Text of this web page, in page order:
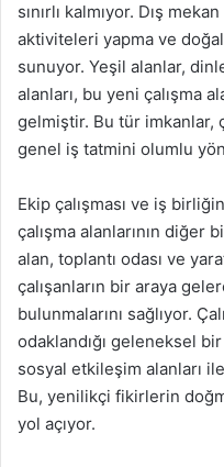
sınırlı kalmıyor. Dış
aktiviteleri yapma ve doğal
sunuyor. Yeşil alanlar,
alanları, bu yeni çalışma
gelmiştir. Bu tür imkanlar,
genel iş tatmini olumlu
Ekip çalışması ve iş
çalışma alanlarının diğer
alan, toplantı odası ve
çalışanların bir araya
bulunmalarını sağlıyor.
odaklandığı geleneksel
sosyal etkileşim alanları
Bu, yenilikçi fikirlerin
yol açıyor.